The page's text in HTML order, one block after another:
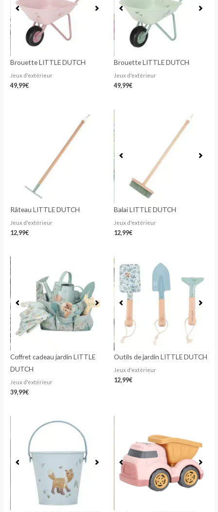
Brouette LITTLE DUTCH
Jeux d'extérieur
49,99€
Brouette LITTLE DUTCH
Jeux d'extérieur
49,99€
Râteau LITTLE DUTCH
Jeux d'extérieur
12,99€
Balai LITTLE DUTCH
Jeux d'extérieur
12,99€
Coffret cadeau jardin LITTLE
DUTCH
Jeux d'extérieur
39,99€
Outils de jardin LITTLE DUTCH
Jeux d'extérieur
12,99€